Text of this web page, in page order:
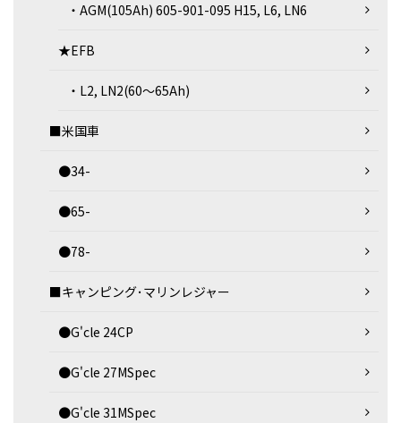
・AGM(105Ah) 605-901-095 H15, L6, LN6
★EFB
・L2, LN2(60～65Ah)
■米国車
●34-
●65-
●78-
■キャンピング･マリンレジャー
●G'cle 24CP
●G'cle 27MSpec
●G'cle 31MSpec